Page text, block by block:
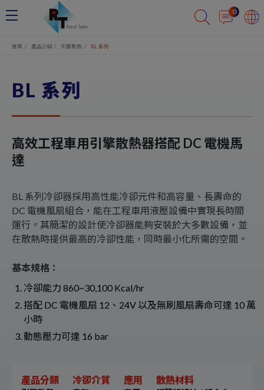
0
首頁 產品介紹 引擎散熱 BL 系列
BL 系列
高效工程車用引擎散熱器搭配 DC 電機馬
達
BL 系列冷卻器採用高性能冷卻元件和高容量、長壽命的
DC 電機風扇組合，能在工程車用液壓設備中實現長時間
運行。其簡潔的設計使冷卻器能夠安裝於大多數設備，並
在散熱時提供最高的冷卻性能，同時最小化所需的空間。
基本規格：
冷卻能力 860~30,100 Kcal/hr
搭配 DC 電機風扇 12、24V 以及無刷風扇壽命可達 10 萬
小時
動態壓力可達 16 bar
產品分類 冷卻介質 應用 散熱材料
Cookie管理面板